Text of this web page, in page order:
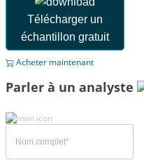
Télécharger un
échantillon gratuit
Acheter maintenant
Parler à un analyste